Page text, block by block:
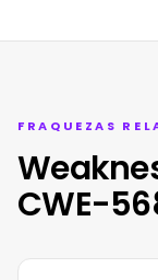
FRAQUEZAS
CWE-